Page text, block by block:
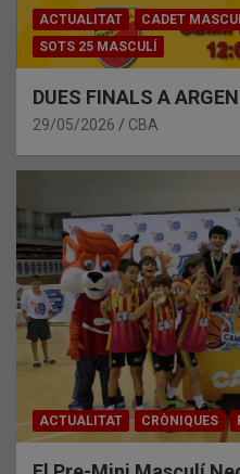
ACTUALITAT CADET
SOTS 25 MASCULÍ
DUES FINALS A
29/05/2026 CBA
ACTUALITAT CRÒNIQUES